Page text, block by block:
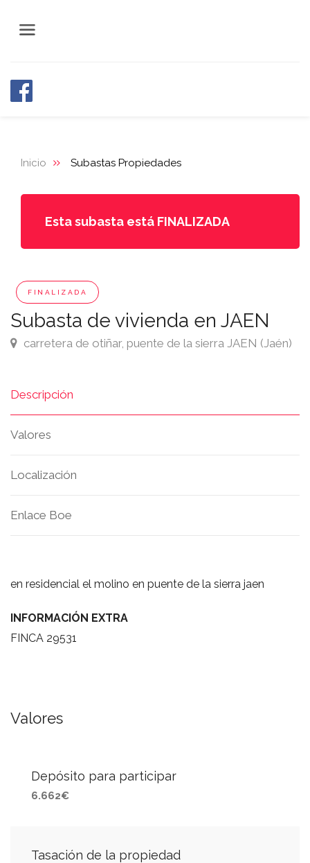
Inicio Subastas Propiedades
Esta subasta está FINALIZADA
FINALIZADA
Subasta de vivienda en JAEN
carretera de otiñar, puente de la sierra JAEN (Jaén)
Descripción
Valores
Localización
Enlace Boe
en residencial el molino en puente de la sierra jaen
INFORMACIÓN EXTRA
FINCA 29531
Valores
Depósito para participar
6.662€
Tasación de la propiedad